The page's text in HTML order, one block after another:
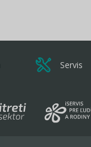
Servis